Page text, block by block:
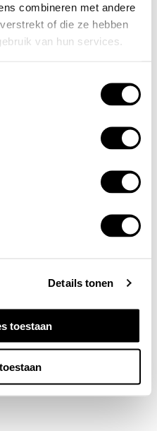
combineren met andere
of die ze hebben
van hun services.
Details tonen
toestaan